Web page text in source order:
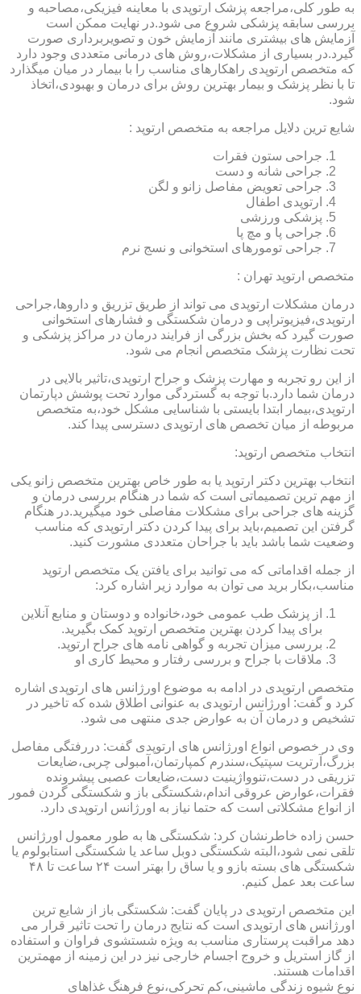
به طور کلی،مراجعه پزشک ارتوپدی با معاینه فیزیکی،مصاحبه و
بررسی سابقه پزشکی شروع می شود.در نهایت ممکن است
آزمایش های بیشتری مانند آزمایش خون و تصویربرداری صورت
گیرد.در بسیاری از مشکلات،روش های درمانی متعددی وجود دارد
که متخصص ارتوپدی راهکارهای مناسب را با بیمار در میان میگذارد
تا با نظر پزشک و بیمار بهترین روش برای درمان و بهبودی،اتخاذ
شود.
شایع ترین دلایل مراجعه به متخصص ارتوپد :
جراحی ستون فقرات
جراحی شانه و دست
جراحی تعویض مفاصل زانو و لگن
ارتوپدی اطفال
پزشکی ورزشی
جراحی پا و مچ پا
جراحی تومورهای استخوانی و نسج نرم
متخصص ارتوپد تهران :
درمان مشکلات ارتوپدی می تواند از طریق تزریق و داروها،جراحی
ارتوپدی،فیزیوتراپی و درمان شکستگی و فشارهای استخوانی
صورت گیرد که بخش بزرگی از فرایند درمان در مراکز پزشکی و
تحت نظارت پزشک متخصص انجام می شود.
از این رو تجربه و مهارت پزشک و جراح ارتوپدی،تاثیر بالایی در
درمان شما دارد.با توجه به گستردگی موارد تحت پوشش دپارتمان
ارتوپدی،بیمار ابتدا بایستی با شناسایی مشکل خود،به متخصص
مربوطه از میان تخصص های ارتوپدی دسترسی پیدا کند.
انتخاب متخصص ارتوپد:
انتخاب بهترین دکتر ارتوپد یا به طور خاص بهترین متخصص زانو یکی
از مهم ترین تصمیماتی است که شما در هنگام بررسی درمان و
گزینه های جراحی برای مشکلات مفاصلی خود میگیرید.در هنگام
گرفتن این تصمیم،باید برای پیدا کردن دکتر ارتوپدی که مناسب
وضعیت شما باشد باید با جراحان متعددی مشورت کنید.
از جمله اقداماتی که می توانید برای یافتن یک متخصص ارتوپد
مناسب،بکار برید می توان به موارد زیر اشاره کرد:
از پزشک طب عمومی خود،خانواده و دوستان و منابع آنلاین
برای پیدا کردن بهترین متخصص ارتوپد کمک بگیرید.
بررسی میزان تجربه و گواهی نامه های جراح ارتوپد.
ملاقات با جراح و بررسی رفتار و محیط کاری او
متخصص ارتوپدی در ادامه به موضوع اورژانس های ارتوپدی اشاره
کرد و گفت: اورژانس ارتوپدی به عنوانی اطلاق شده که تاخیر در
تشخیص و درمان آن به عوارض جدی منتهی می شود.
وی در خصوص انواع اورژانس های ارتوپدی گفت: دررفتگی مفاصل
بزرگ،آرتریت سپتیک،سندرم کمپارتمان،آمبولی چربی،ضایعات
تزریقی در دست،تنوواژینیت دست،ضایعات عصبی پیشرونده
فقرات،عوارض عروقی اندام،شکستگی باز و شکستگی گردن فمور
از انواع مشکلاتی است که حتما نیاز به اورژانس ارتوپدی دارد.
حسن زاده خاطرنشان کرد: شکستگی ها به طور معمول اورژانس
تلقی نمی شود،البته شکستگی دوبل ساعد یا شکستگی استابولوم یا
شکستگی های بسته بازو و یا ساق را بهتر است ۲۴ ساعت تا ۴۸
ساعت بعد عمل کنیم.
این متخصص ارتوپدی در پایان گفت: شکستگی باز از شایع ترین
اورژانس های ارتوپدی است که نتایج درمان را تحت تاثیر قرار می
دهد مراقبت پرستاری مناسب به ویژه شستشوی فراوان و استفاده
از گاز استریل و خروج اجسام خارجی نیز در این زمینه از مهمترین
اقدامات هستند.
نوع شیوه زندگی ماشینی،کم تحرکی،نوع فرهنگ غذاهای